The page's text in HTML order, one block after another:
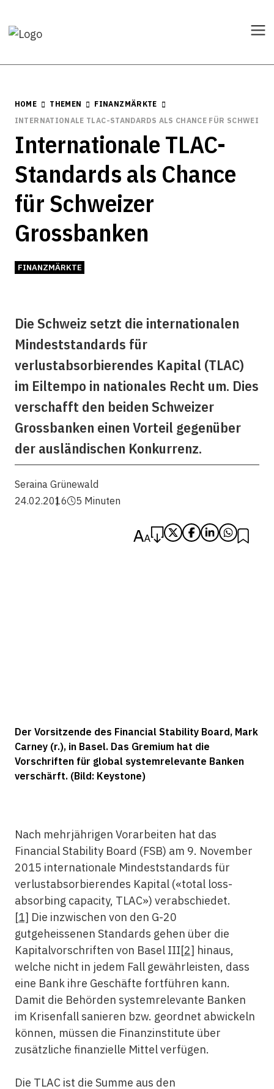
HOME THEMEN
FINANZMÄRKTE
INTERNATIONALE TLAC-STANDARDS ALS CHANCE FÜR
Internationale TLAC-
Standards als Chance
für Schweizer
Grossbanken
FINANZMÄRKTE
Die Schweiz setzt die internationalen
Mindeststandards für
verlustabsorbierendes Kapital (TLAC)
im Eiltempo in nationales Recht um. Dies
verschafft den beiden Schweizer
Grossbanken einen Vorteil gegenüber
der ausländischen Konkurrenz.
Seraina Grünewald
24.02.2016
5 Minuten
Der Vorsitzende des Financial Stability Board, Mark
Carney (r.), in Basel. Das Gremium hat die
Vorschriften für global systemrelevante Banken
verschärft. (Bild: Keystone)
Nach mehrjährigen Vorarbeiten hat das
Financial Stability Board (FSB) am 9. November
2015 internationale Mindeststandards für
verlustabsorbierendes Kapital («total loss-
absorbing capacity, TLAC») verabschiedet.
[1] Die inzwischen von den G-20
gutgeheissenen Standards gehen über die
Kapitalvorschriften von Basel III[2] hinaus,
welche nicht in jedem Fall gewährleisten, dass
eine Bank ihre Geschäfte fortführen kann.
Damit die Behörden systemrelevante Banken
im Krisenfall sanieren bzw. geordnet abwickeln
können, müssen die Finanzinstitute über
zusätzliche finanzielle Mittel verfügen.
Die TLAC ist die Summe aus den